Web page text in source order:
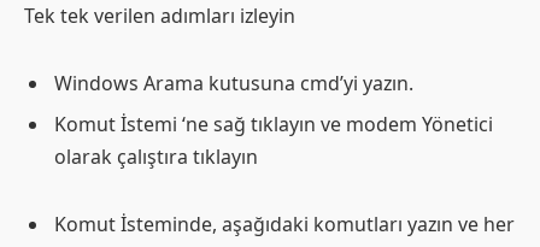
Tek tek verilen adımları izleyin
Windows Arama kutusuna cmd’yi yazın.
Komut İstemi ‘ne sağ tıklayın ve modem Yönetici
olarak çalıştıra tıklayın
Komut İsteminde, aşağıdaki komutları yazın ve her